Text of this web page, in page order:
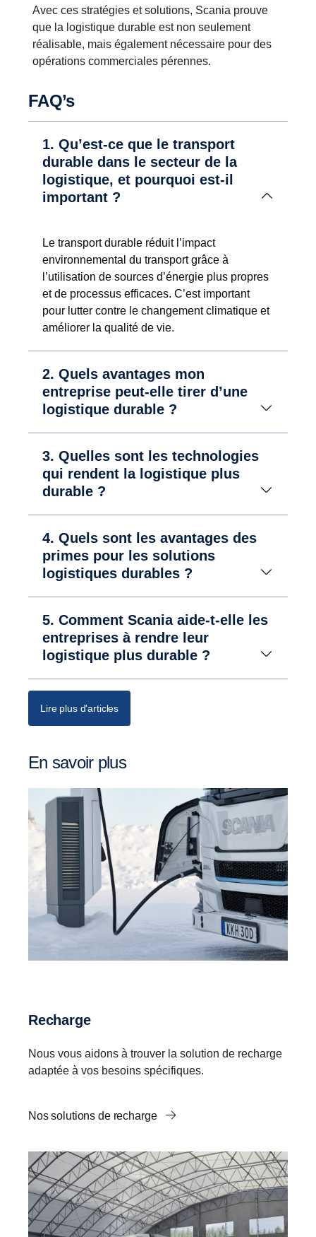
Avec ces stratégies et solutions, Scania prouve
que la logistique durable est non seulement
réalisable, mais également nécessaire pour des
opérations commerciales pérennes.
FAQ’s
1. Qu’est-ce que le transport
durable dans le secteur de la
logistique, et pourquoi est-il
important ?
Le transport durable réduit l’impact
environnemental du transport grâce à
l’utilisation de sources d’énergie plus propres
et de processus efficaces. C’est important
pour lutter contre le changement climatique et
améliorer la qualité de vie.
2. Quels avantages mon
entreprise peut-elle tirer d’une
logistique durable ?
3. Quelles sont les technologies
qui rendent la logistique plus
durable ?
4. Quels sont les avantages des
primes pour les solutions
logistiques durables ?
5. Comment Scania aide-t-elle les
entreprises à rendre leur
logistique plus durable ?
Lire plus d'articles
En savoir plus
Recharge
Nous vous aidons à trouver la solution de recharge
adaptée à vos besoins spécifiques.
Nos solutions de recharge